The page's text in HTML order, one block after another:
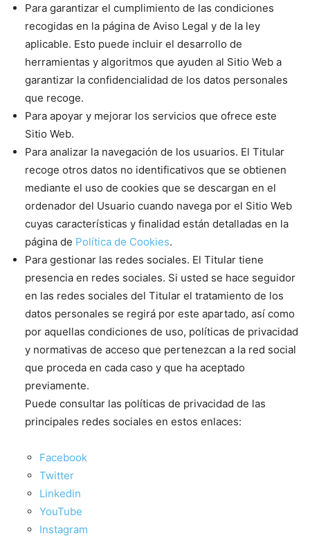
Para garantizar el cumplimiento de las condiciones
recogidas en la página de Aviso Legal y de la ley
aplicable. Esto puede incluir el desarrollo de
herramientas y algoritmos que ayuden al Sitio Web a
garantizar la confidencialidad de los datos personales
que recoge.
Para apoyar y mejorar los servicios que ofrece este
Sitio Web.
Para analizar la navegación de los usuarios. El Titular
recoge otros datos no identificativos que se obtienen
mediante el uso de cookies que se descargan en el
ordenador del Usuario cuando navega por el Sitio Web
cuyas características y finalidad están detalladas en la
página de Política de Cookies.
Para gestionar las redes sociales. El Titular tiene
presencia en redes sociales. Si usted se hace seguidor
en las redes sociales del Titular el tratamiento de los
datos personales se regirá por este apartado, así como
por aquellas condiciones de uso, políticas de privacidad
y normativas de acceso que pertenezcan a la red social
que proceda en cada caso y que ha aceptado
previamente.
Puede consultar las políticas de privacidad de las
principales redes sociales en estos enlaces:
Facebook
Twitter
Linkedin
YouTube
Instagram